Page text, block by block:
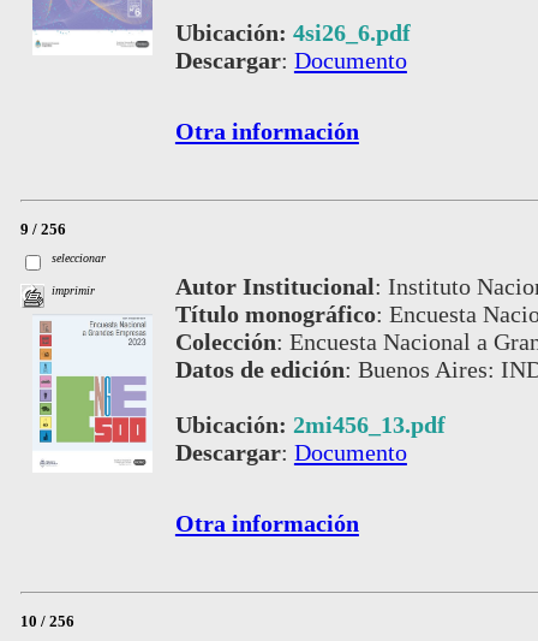
Ubicación: 4si26_6.pdf
Descargar: Documento
Otra información
9 / 256
seleccionar
imprimir Autor Institucional: Instituto
Título monográfico: Encuesta
Colección: Encuesta Nacional a
Datos de edición: Buenos Aires:
Ubicación: 2mi456_13.pdf
Descargar: Documento
Otra información
10 / 256